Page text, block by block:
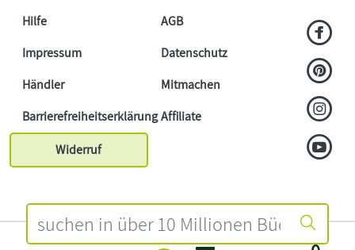
Hilfe
AGB
Impressum
Datenschutz
Händler
Mitmachen
BarrierefreiheitserklärungAffiliate
Widerruf